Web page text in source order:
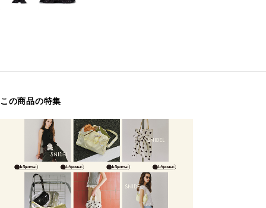
この商品の特集